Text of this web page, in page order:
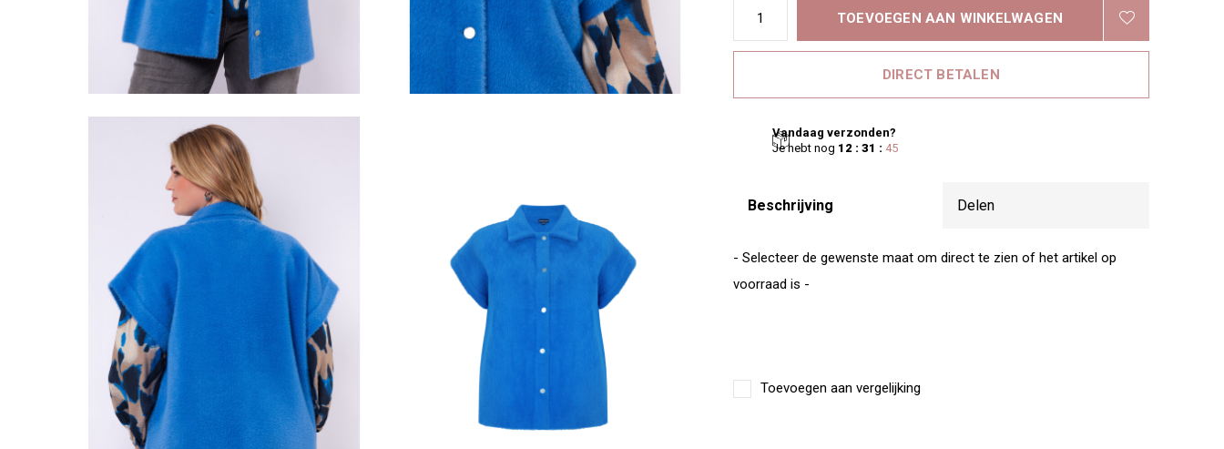
TOEVOEGEN AAN WINKELWAGEN
DIRECT BETALEN
Vandaag verzonden?
Je hebt nog 12 : 31 : 44
Beschrijving Delen
- Selecteer de gewenste maat om direct te zien of het artikel op
voorraad is -
Toevoegen aan vergelijking